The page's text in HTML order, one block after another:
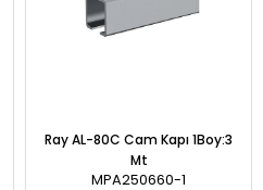
Ray AL-80C Cam Kapı 1Boy:3
Mt
MPA250660-1